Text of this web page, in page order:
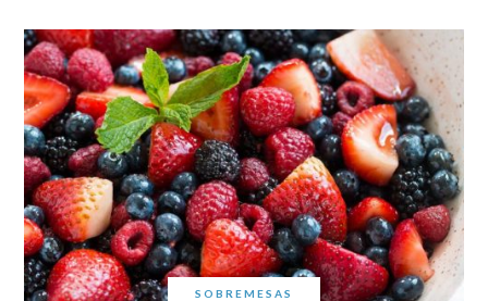
SOBREMESAS